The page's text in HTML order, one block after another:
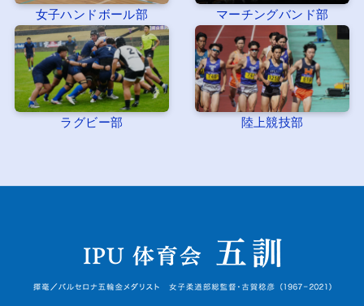
女子ハンドボール部 マーチングバンド部
ラグビー部 陸上競技部